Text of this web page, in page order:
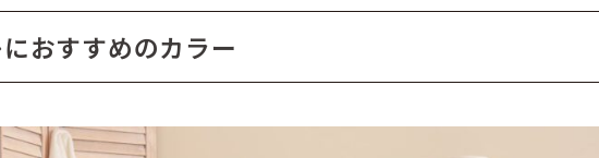
におすすめのカラー